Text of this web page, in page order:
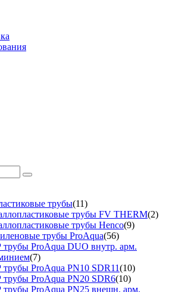
трубы(11)
трубы FV THERM(2)
трубы Henco(9)
трубы ProAqua(56)
ProAqua DUO внутр. арм.
(7)
ProAqua PN10 SDR11(10)
ProAqua PN20 SDR6(10)
ProAqua PN25 внешн. арм.